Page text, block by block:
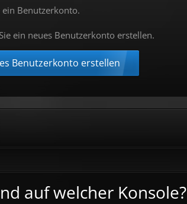
Benutzerkonto.
ein neues Benutzerkonto erstellen.
Benutzerkonto erstellen
auf welcher Konsole?